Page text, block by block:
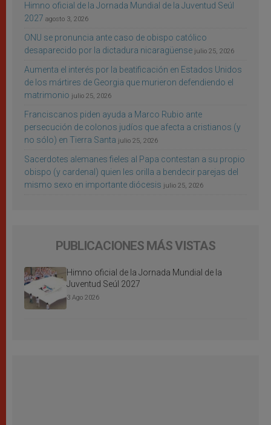
Himno oficial de la Jornada Mundial de la Juventud Seúl
2027 agosto 3, 2026
ONU se pronuncia ante caso de obispo católico
desaparecido por la dictadura nicaragüense julio 25, 2026
Aumenta el interés por la beatificación en Estados Unidos
de los mártires de Georgia que murieron defendiendo el
matrimonio julio 25, 2026
Franciscanos piden ayuda a Marco Rubio ante
persecución de colonos judíos que afecta a cristianos (y
no sólo) en Tierra Santa julio 25, 2026
Sacerdotes alemanes fieles al Papa contestan a su propio
obispo (y cardenal) quien les orilla a bendecir parejas del
mismo sexo en importante diócesis julio 25, 2026
PUBLICACIONES MÁS VISTAS
Himno oficial de la Jornada Mundial de la
Juventud Seúl 2027
3 Ago 2026